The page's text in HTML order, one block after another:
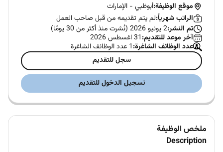
موقع الوظيفة:أبوظبي - الإمارات
الراتب شهرياً:لم يتم تقديمه من قبل صاحب العمل
تم النشر:2 يونيو 2026 (نُشرت منذ أكثر من 30 يومًا)
آخر موعد للتقديم:31 اغسطس 2026
عدد الوظائف الشاغرة:1 عدد الوظائف الشاغرة
سجل للتقديم
تسجيل الدخول للتقديم
ملخص الوظيفة
Description